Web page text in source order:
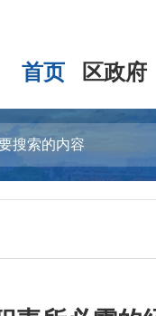
首页 区政府